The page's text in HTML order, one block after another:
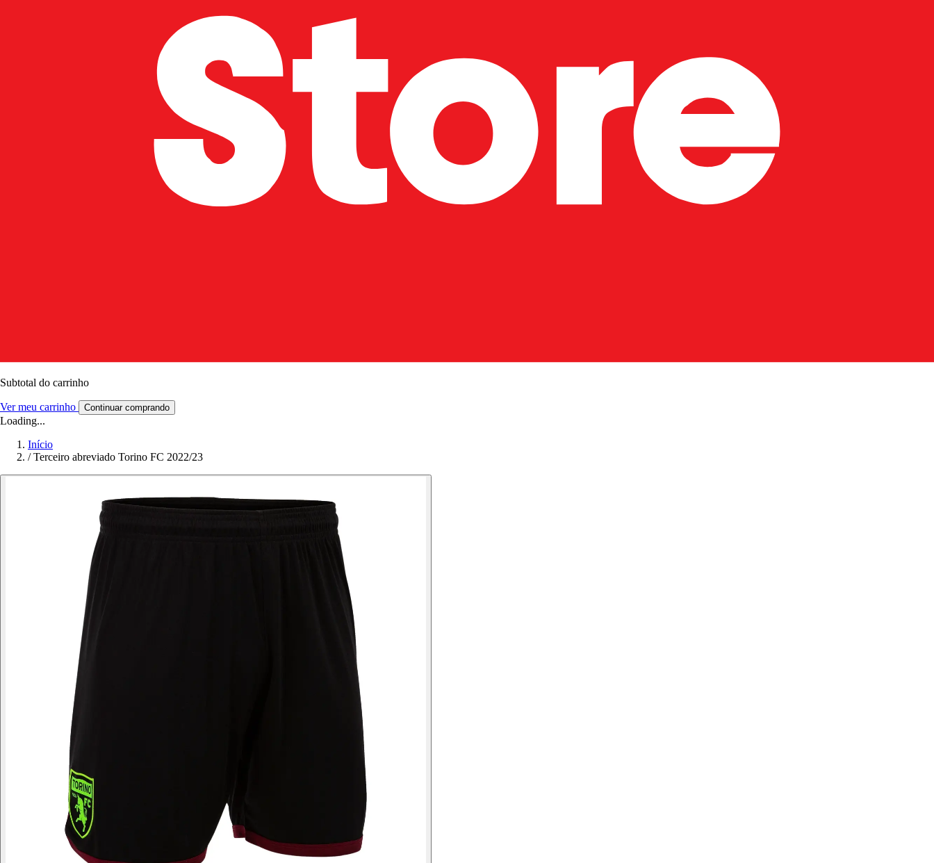
Subtotal do carrinho
Ver meu carrinho Continuar comprando
Loading...
Início
/ Terceiro abreviado Torino FC 2022/23